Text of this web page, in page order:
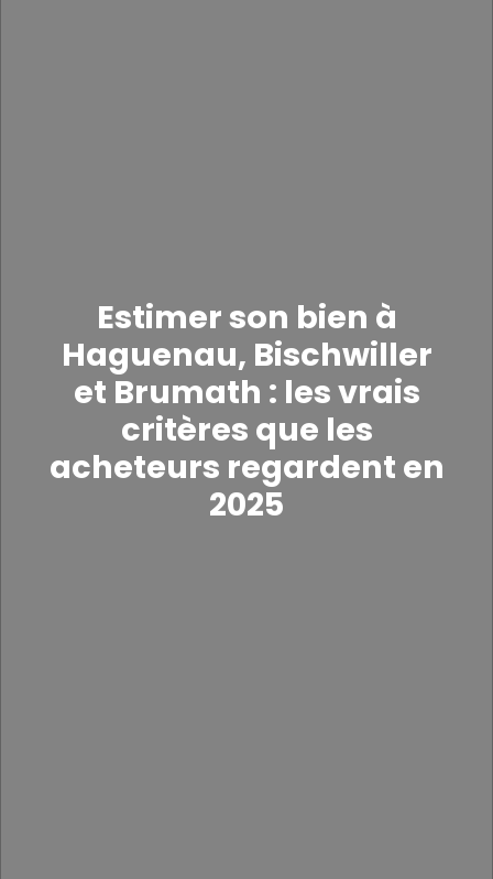
Estimer son bien à
Haguenau, Bischwiller
et Brumath : les vrais
critères que les
acheteurs regardent en
2025